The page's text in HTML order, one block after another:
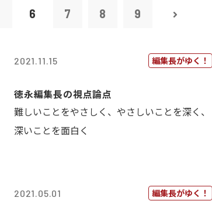
6 7 8 9
2021.11.15 編集長がゆく！
徳永編集長の視点論点
難しいことをやさしく、やさしいことを深く、
深いことを面白く
2021.05.01 編集長がゆく！